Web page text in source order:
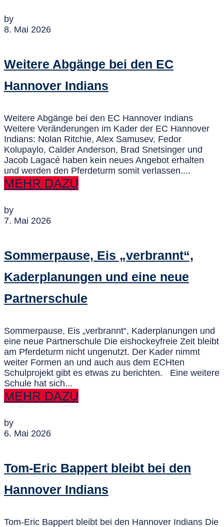
by
8. Mai 2026
Weitere Abgänge bei den EC
Hannover Indians
Weitere Abgänge bei den EC Hannover Indians
Weitere Veränderungen im Kader der EC Hannover
Indians: Nolan Ritchie, Alex Samusev, Fedor
Kolupaylo, Calder Anderson, Brad Snetsinger und
Jacob Lagacé haben kein neues Angebot erhalten
und werden den Pferdeturm somit verlassen....
MEHR DAZU
by
7. Mai 2026
Sommerpause, Eis „verbrannt“,
Kaderplanungen und eine neue
Partnerschule
Sommerpause, Eis „verbrannt“, Kaderplanungen und
eine neue Partnerschule Die eishockeyfreie Zeit bleibt
am Pferdeturm nicht ungenutzt. Der Kader nimmt
weiter Formen an und auch aus dem ECHten
Schulprojekt gibt es etwas zu berichten. Eine weitere
Schule hat sich...
MEHR DAZU
by
6. Mai 2026
Tom-Eric Bappert bleibt bei den
Hannover Indians
Tom-Eric Bappert bleibt bei den Hannover Indians Die